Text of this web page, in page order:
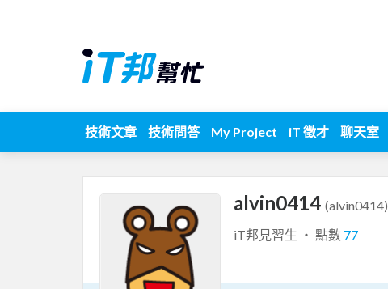
技術文章 技術問答 My Project iT 徵才 聊天室
alvin0414 (alvin0414)
iT邦見習生 ‧ 點數 77